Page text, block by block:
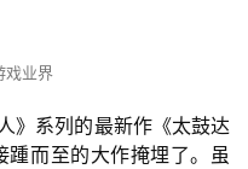
戏业界
》系列的最新作《太鼓达
而至的大作掩埋了。虽